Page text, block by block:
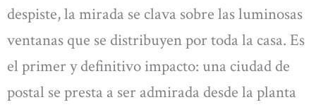
despiste, la mirada se clava sobre las luminosas
ventanas que se distribuyen por toda la casa. Es
el primer y definitivo impacto: una ciudad de
postal se presta a ser admirada desde la planta